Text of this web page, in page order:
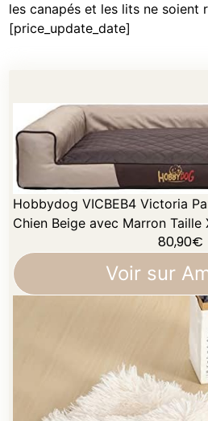
les canapés et les lits ne soient
[price_update_date]
Hobbydog VICBEB4 Victoria
Chien Beige avec Marron Taille
80,90€
Voir sur